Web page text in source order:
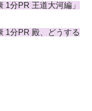
1分PR 王道大河編」
1分PR 殿、どうする